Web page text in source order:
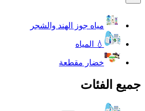
مياه جوز الهند والشجر
💧 المياه
خضار مقطعة
جميع الفئات